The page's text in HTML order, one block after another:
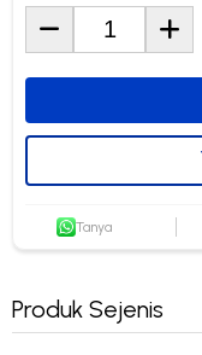
Tanya
Produk Sejenis